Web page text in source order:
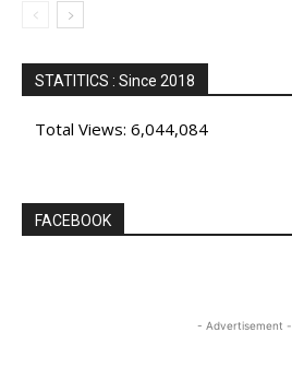
STATITICS : Since 2018
Total Views: 6,044,084
FACEBOOK
- Advertisement -